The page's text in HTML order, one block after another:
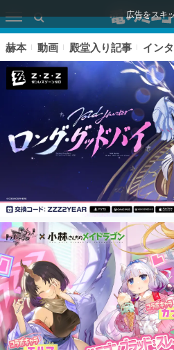
広告をスキ
ピックアップ
電ファミのいま読まれている記事ラ
アプリセール情報
インタビュー
赫本 動画 殿堂入り記事 イン